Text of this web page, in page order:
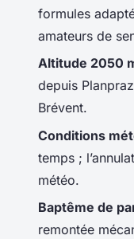
formules
amateurs de
Altitude 2050
depuis
Brévent.
Conditions
temps ;
météo.
Baptême de
remontée